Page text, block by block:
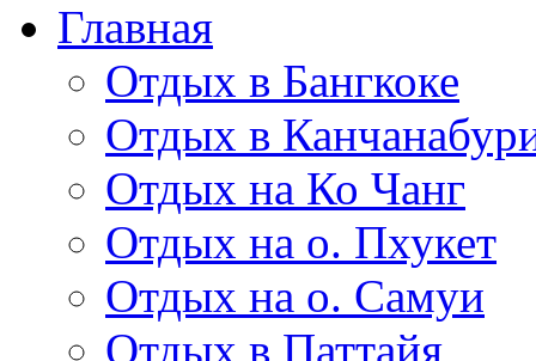
Главная
Отдых в Бангкоке
Отдых в
Отдых на Ко Чанг
Отдых на о. Пхукет
Отдых на о. Самуи
Отдых в Паттайя